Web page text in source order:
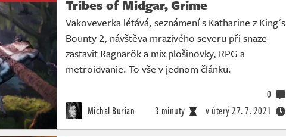
Tribes of Midgar, Grime
Vakoveverka létává, seznámení s Katharine z King's
Bounty 2, návštěva mrazivého severu při snaze
zastavit Ragnarök a mix plošinovky, RPG a
metroidvanie. To vše v jednom článku.
Michal Burian 3 minuty v úterý27. 7. 2021
0